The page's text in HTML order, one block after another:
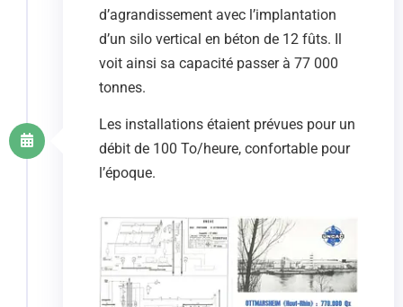
d’agrandissement avec l’implantation
d’un silo vertical en béton de 12 fûts. Il
voit ainsi sa capacité passer à 77 000
tonnes.
Les installations étaient prévues pour un
débit de 100 To/heure, confortable pour
l’époque.